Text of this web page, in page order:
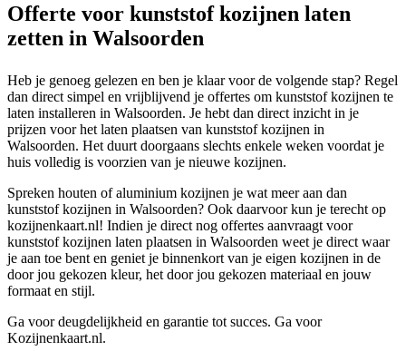
Offerte voor kunststof kozijnen laten
zetten in Walsoorden
Heb je genoeg gelezen en ben je klaar voor de volgende stap? Regel
dan direct simpel en vrijblijvend je offertes om kunststof kozijnen te
laten installeren in Walsoorden. Je hebt dan direct inzicht in je
prijzen voor het laten plaatsen van kunststof kozijnen in
Walsoorden. Het duurt doorgaans slechts enkele weken voordat je
huis volledig is voorzien van je nieuwe kozijnen.
Spreken houten of aluminium kozijnen je wat meer aan dan
kunststof kozijnen in Walsoorden? Ook daarvoor kun je terecht op
kozijnenkaart.nl! Indien je direct nog offertes aanvraagt voor
kunststof kozijnen laten plaatsen in Walsoorden weet je direct waar
je aan toe bent en geniet je binnenkort van je eigen kozijnen in de
door jou gekozen kleur, het door jou gekozen materiaal en jouw
formaat en stijl.
Ga voor deugdelijkheid en garantie tot succes. Ga voor
Kozijnenkaart.nl.